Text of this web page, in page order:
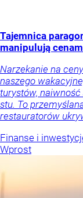
Tajemnica
manipulują
Narzekanie na
naszego
turystów,
stu. To
restauratorów
Finanse i
Wprost